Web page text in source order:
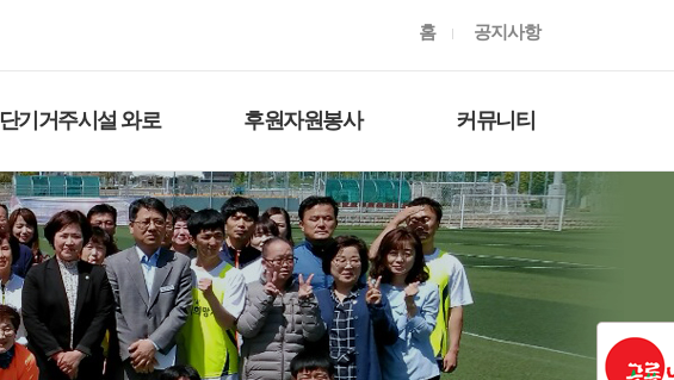
홈 공지사항
단기거주시설 와로 후원자원봉사 커뮤니티